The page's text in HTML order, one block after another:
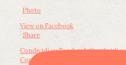
Photo
View on Facebook
· Share
Condividi su FacebookCondividi
Condividi su LinkedIn